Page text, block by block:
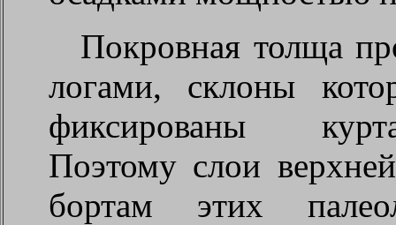
Покровная толща
логами, склоны
фиксированы
Поэтому слои
бортам этих